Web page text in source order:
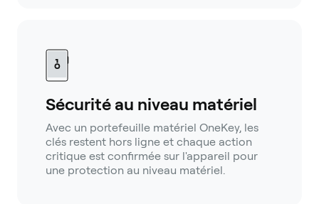
Sécurité au niveau matériel
Avec un portefeuille matériel OneKey, les
clés restent hors ligne et chaque action
critique est confirmée sur l'appareil pour
une protection au niveau matériel.